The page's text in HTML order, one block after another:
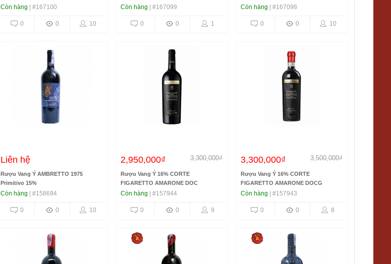
Còn hàng | #167100
10
0
0
Còn hàng | #167099
1
0
0
Còn hàng | #167098
10
0
0
Liên hệ
Rượu Vang Ý AMBRETTO 1975
Primitivo 15%
Còn hàng | #158694
10
0
0
2,950,000₫ 3,300,000₫
Rượu Vang Ý 16% CORTE
FIGARETTO AMARONE DOC
Còn hàng | #157944
9
0
0
3,300,000₫ 3,500,000₫
Rượu Vang Ý 16% CORTE
FIGARETTO AMARONE DOCG
Còn hàng | #157943
8
0
0